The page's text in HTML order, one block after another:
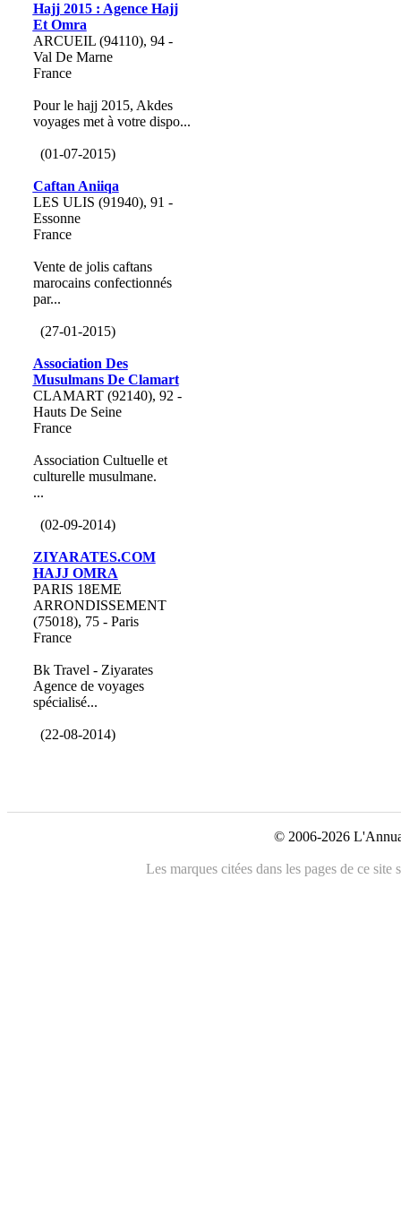
Hajj 2015 : Agence Hajj
Et Omra
ARCUEIL (94110), 94 -
Val De Marne
France
Pour le hajj 2015, Akdes
voyages met à votre dispo...
(01-07-2015)
Caftan Aniiqa
LES ULIS (91940), 91 -
Essonne
France
Vente de jolis caftans
marocains confectionnés
par...
(27-01-2015)
Association Des
Musulmans De Clamart
CLAMART (92140), 92 -
Hauts De Seine
France
Association Cultuelle et
culturelle musulmane.
...
(02-09-2014)
ZIYARATES.COM
HAJJ OMRA
PARIS 18EME
ARRONDISSEMENT
(75018), 75 - Paris
France
Bk Travel - Ziyarates
Agence de voyages
spécialisé...
(22-08-2014)
© 2006-2026
Les marques citées dans les pages de ce